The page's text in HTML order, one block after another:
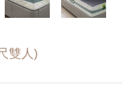
雙人)